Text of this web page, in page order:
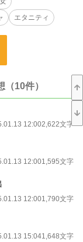
引き受けてくれそうな
になると言い出した。
人で進める偽装彼氏計
エタニティ
（10件）
12:002,622文字
12:001,595文字
12:001,790文字
15:041,648文字